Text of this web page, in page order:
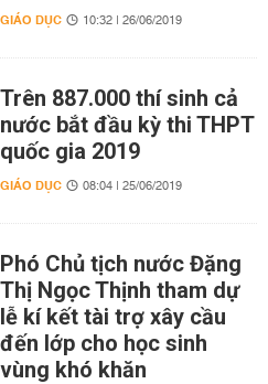
GIÁO DỤC 10:32 | 26/06/2019
Trên 887.000 thí sinh cả
nước bắt đầu kỳ thi THPT
quốc gia 2019
GIÁO DỤC 08:04 | 25/06/2019
Phó Chủ tịch nước Đặng
Thị Ngọc Thịnh tham dự
lễ kí kết tài trợ xây cầu
đến lớp cho học sinh
vùng khó khăn